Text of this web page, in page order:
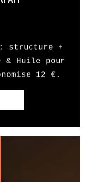
structure +
& Huile pour
12 €.